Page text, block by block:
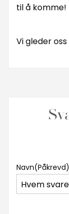
til å komme!
Vi gleder
Navn(Påkrevd)